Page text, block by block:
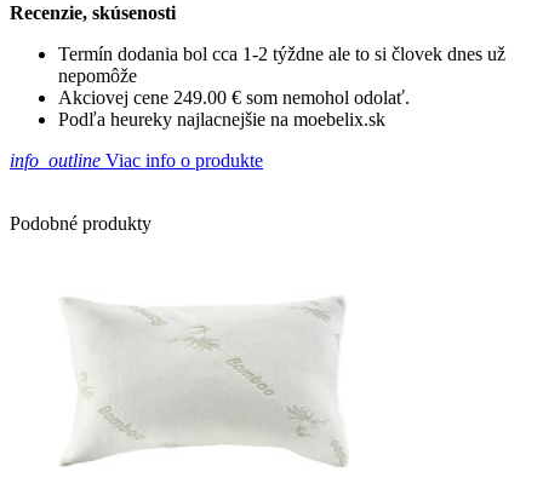
Recenzie, skúsenosti
Termín dodania bol cca 1-2 týždne ale to si človek dnes už
nepomôže
Akciovej cene 249.00 € som nemohol odolať.
Podľa heureky najlacnejšie na moebelix.sk
info_outline Viac info o produkte
Podobné produkty